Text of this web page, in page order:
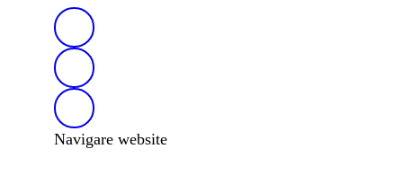
Navigare website